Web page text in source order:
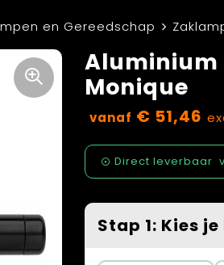
en Gereedschap
Aluminium
Monique
vanaf € 51,46
Direct leverbaar
Stap 1: Kies